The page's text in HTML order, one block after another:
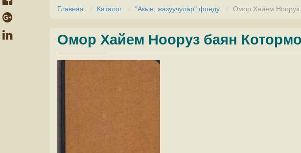
Главная Каталог "Акын, жазуучулар" фонду Омор Хайем Нооруз
Омор Хайем Нооруз баян